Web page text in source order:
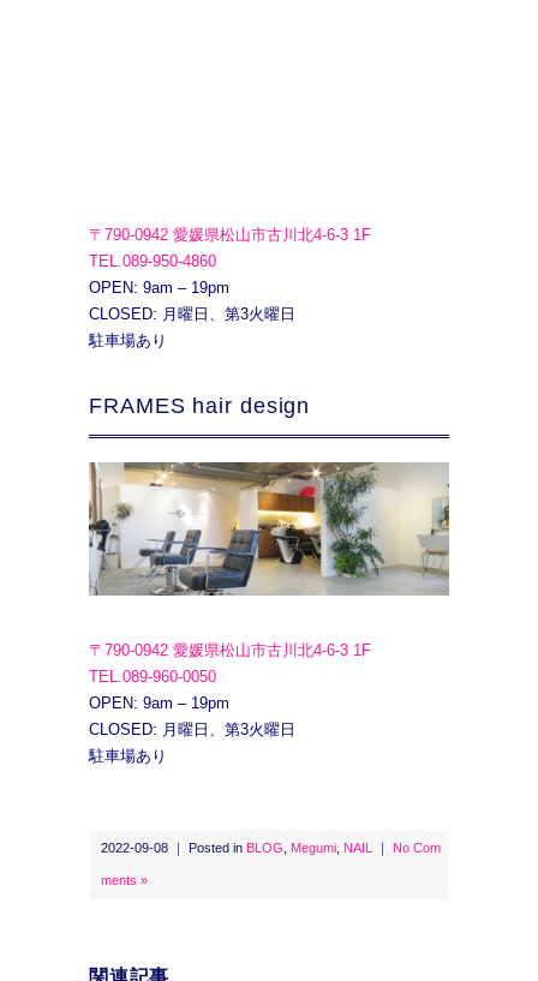
〒790-0942 愛媛県松山市古川北4-6-3 1F
TEL.089-950-4860
OPEN: 9am – 19pm
CLOSED: 月曜日、第3火曜日
駐車場あり
FRAMES hair design
〒790-0942 愛媛県松山市古川北4-6-3 1F
TEL.089-960-0050
OPEN: 9am – 19pm
CLOSED: 月曜日、第3火曜日
駐車場あり
2022-09-08 ｜ Posted in BLOG Megumi NAIL ｜ No Com
ments »
関連記事